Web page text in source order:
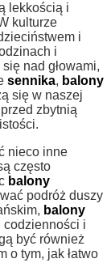
lekkością i
kulturze
i
i
nad głowami,
sennika, balony
się w naszej
zbytnią
nieco inne
często
balony
podróż duszy
balony
codzienności i
być również
o tym, jak łatwo